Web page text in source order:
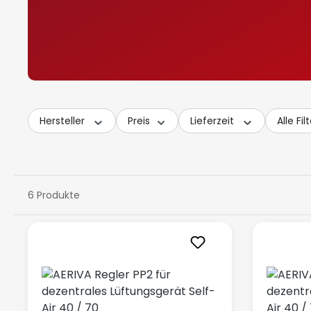
Hersteller Preis Lieferzeit Alle
6 Produkte